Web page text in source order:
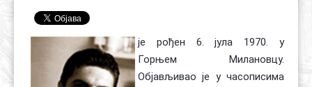
је рођен 6. јула 1970. у
Горњем Милановцу.
Објављивао је у часописима
Органи
Хол славе
Контакт